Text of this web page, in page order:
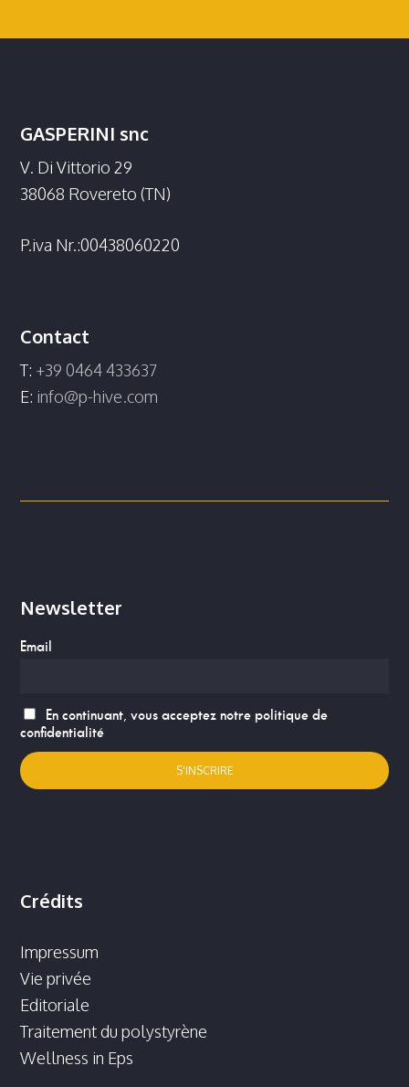
GASPERINI snc
V. Di Vittorio 29
38068 Rovereto (TN)
P.iva Nr.:00438060220
Contact
T: +39 0464 433637
E: info@p-hive.com
Newsletter
Email
En continuant, vous acceptez notre politique de
confidentialité
Crédits
Impressum
Vie privée
Editoriale
Traitement du polystyrène
Wellness in Eps